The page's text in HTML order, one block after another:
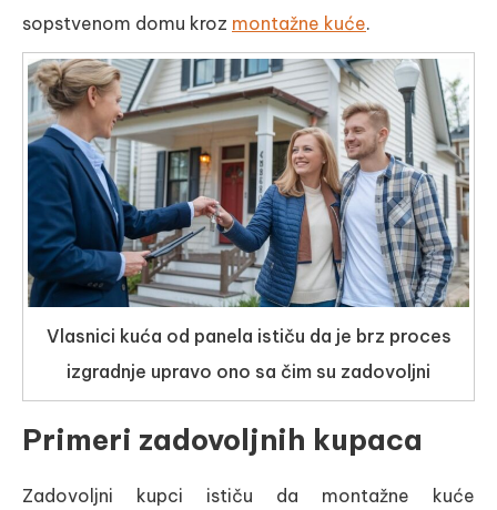
sopstvenom domu kroz montažne kuće.
Vlasnici kuća od panela ističu da je brz proces
izgradnje upravo ono sa čim su zadovoljni
Primeri zadovoljnih kupaca
Zadovoljni kupci ističu da montažne kuće